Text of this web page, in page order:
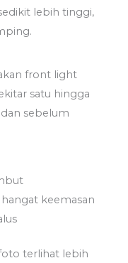
lebih tinggi,
front light
satu hingga
sebelum
keemasan
terlihat lebih